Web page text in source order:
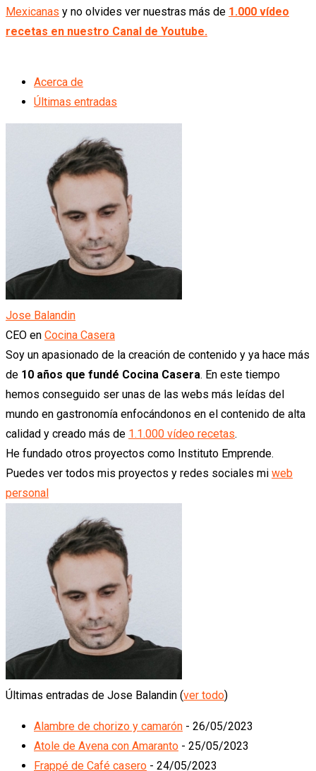
Mexicanas y no olvides ver nuestras más de 1.000 vídeo
recetas en nuestro Canal de Youtube.
Acerca de
Últimas entradas
Jose Balandin
CEO en Cocina Casera
Soy un apasionado de la creación de contenido y ya hace más
de 10 años que fundé Cocina Casera. En este tiempo
hemos conseguido ser unas de las webs más leídas del
mundo en gastronomía enfocándonos en el contenido de alta
calidad y creado más de 1.1.000 vídeo recetas.
He fundado otros proyectos como Instituto Emprende.
Puedes ver todos mis proyectos y redes sociales mi web
personal
Últimas entradas de Jose Balandin (ver todo)
Alambre de chorizo y camarón - 26/05/2023
Atole de Avena con Amaranto - 25/05/2023
Frappé de Café casero - 24/05/2023